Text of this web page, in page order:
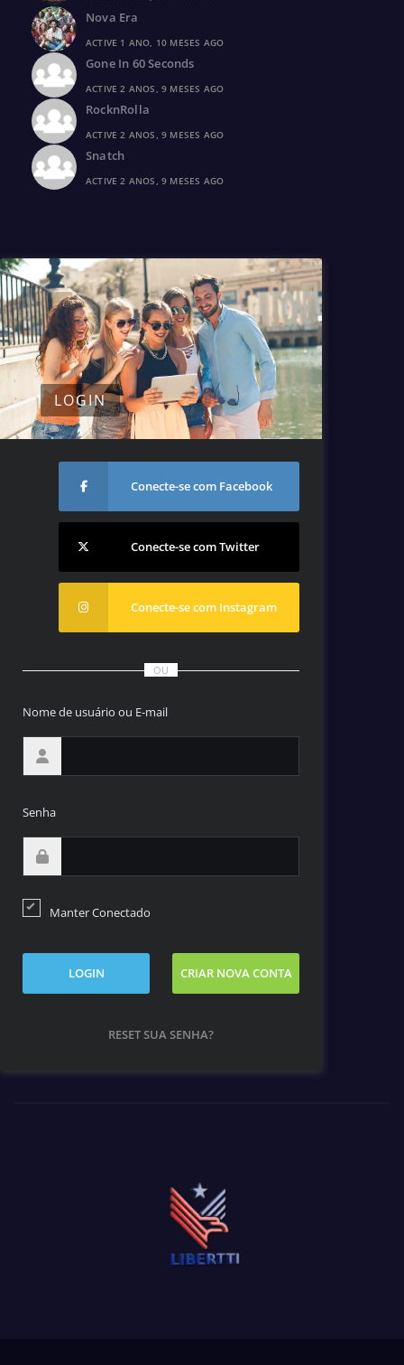
Nova Era
ACTIVE 1 ANO, 10 MESES AGO
Gone In 60 Seconds
ACTIVE 2 ANOS, 9 MESES AGO
RocknRolla
ACTIVE 2 ANOS, 9 MESES AGO
Snatch
ACTIVE 2 ANOS, 9 MESES AGO
LOGIN
Conecte-se com Facebook
Conecte-se com Twitter
Conecte-se com Instagram
OU
Nome de usuário ou E-mail
Senha
Manter Conectado
LOGIN CRIAR NOVA CONTA
RESET SUA SENHA?